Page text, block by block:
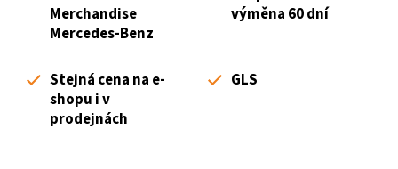
Merchandise
Mercedes-Benz
výměna 60 dní
Stejná cena na e-
shopu i v
prodejnách
GLS